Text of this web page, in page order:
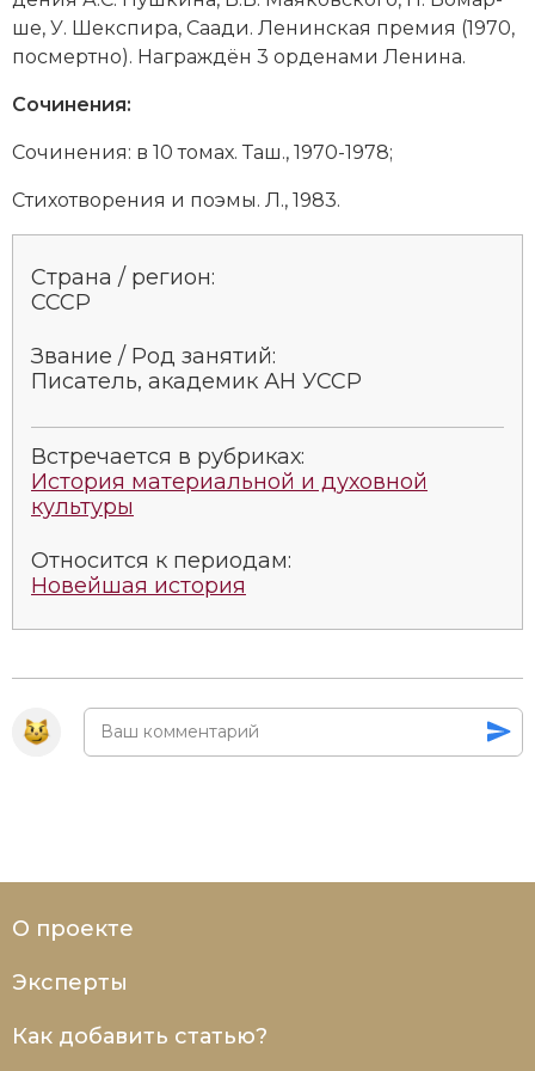
Новая история
Общественные объединения и организации
Политическая история
Революции и народные движения
Религия и церковь
Россия
Северная Америка
Социально-экономическая история
Специальные исторические дисциплины
Южная Америка
ше, У. Шек­спи­ра, Саа­ди. Ле­нин­ская премия (1970,
посмертно). На­гра­ж­дён 3 ор­де­на­ми Ле­ни­на.
Сочинения:
Сочинения: в 10 томах. Таш., 1970-1978;
Сти­хо­тво­ре­ния и по­эмы. Л., 1983.
Страна / регион:
СССР
Звание / Род занятий:
Пи­са­тель, академик АН УССР
Встречается в рубриках:
История материальной и духовной
культуры
Относится к периодам:
Новейшая история
О проекте
Эксперты
Как добавить статью?